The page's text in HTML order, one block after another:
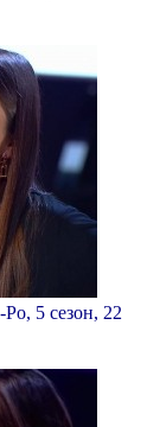
5 сезон, 22